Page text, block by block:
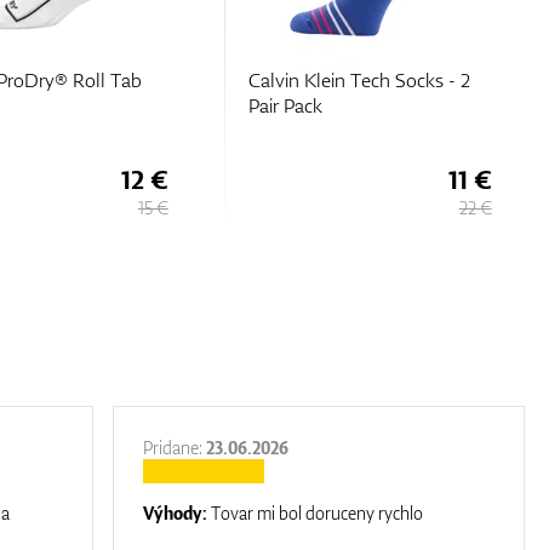
Roll Tab
12 €
15 €
Calvin Klein Tech Socks - 2
Pair Pack
11 €
22 €
Pridane:23.06.2026
Výhody:Tovar mi bol doruceny rychlo